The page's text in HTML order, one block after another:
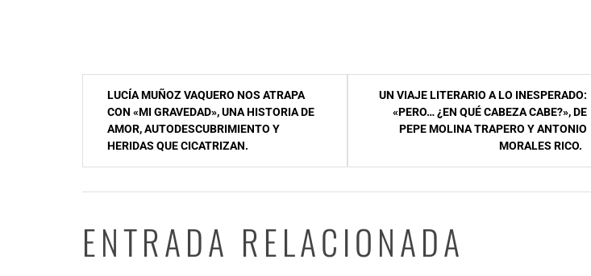
Navegación
entradas
LUCÍA MUÑOZ VAQUERO NOS ATRAPA
CON «MI GRAVEDAD», UNA HISTORIA DE
AMOR, AUTODESCUBRIMIENTO Y
HERIDAS QUE CICATRIZAN.
UN VIAJE LITERARIO A LO INESPERADO:
«PERO… ¿EN QUÉ CABEZA CABE?», DE
PEPE MOLINA TRAPERO Y ANTONIO
MORALES RICO.
ENTRADA RELACIONADA